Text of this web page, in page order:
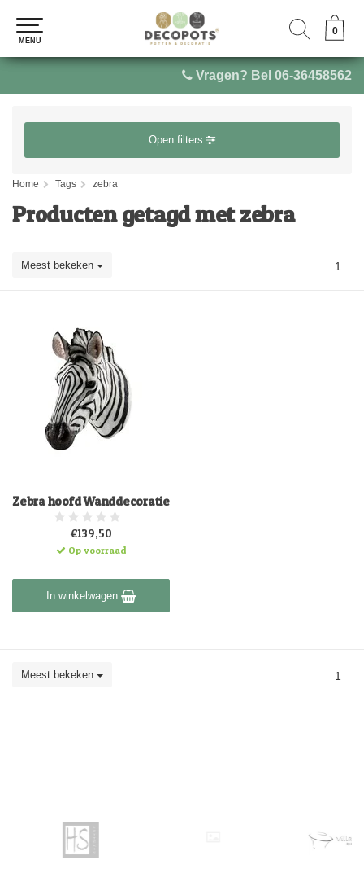
Vragen? Bel 06-36458562
0
MENU
0
MENU
Open filters
Home Tags zebra
Producten getagd met zebra
Meest bekeken 1
Zebra hoofd Wanddecoratie
€139,50
Op voorraad
In winkelwagen
Meest bekeken 1